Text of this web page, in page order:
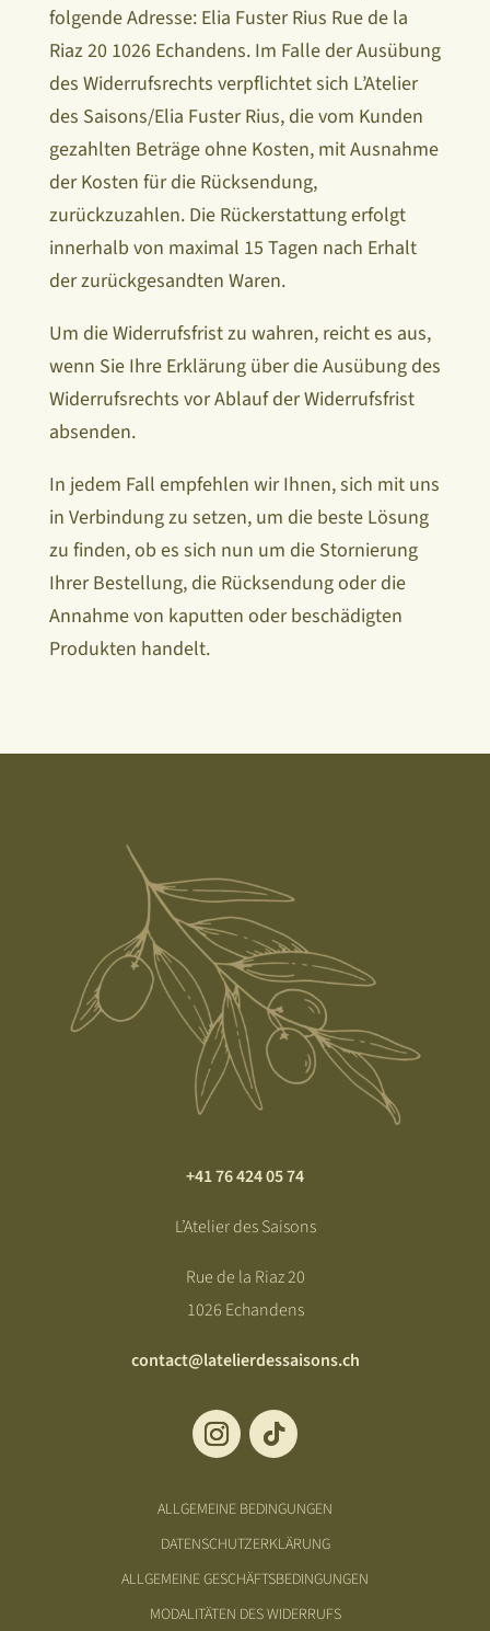
folgende Adresse: Elia Fuster Rius Rue de la
Riaz 20 1026 Echandens. Im Falle der Ausübung
des Widerrufsrechts verpflichtet sich L’Atelier
des Saisons/Elia Fuster Rius, die vom Kunden
gezahlten Beträge ohne Kosten, mit Ausnahme
der Kosten für die Rücksendung,
zurückzuzahlen. Die Rückerstattung erfolgt
innerhalb von maximal 15 Tagen nach Erhalt
der zurückgesandten Waren.
Um die Widerrufsfrist zu wahren, reicht es aus,
wenn Sie Ihre Erklärung über die Ausübung des
Widerrufsrechts vor Ablauf der Widerrufsfrist
absenden.
In jedem Fall empfehlen wir Ihnen, sich mit uns
in Verbindung zu setzen, um die beste Lösung
zu finden, ob es sich nun um die Stornierung
Ihrer Bestellung, die Rücksendung oder die
Annahme von kaputten oder beschädigten
Produkten handelt.
+41 76 424 05 74
L’Atelier des Saisons
Rue de la Riaz 20
1026 Echandens
contact@latelierdessaisons.ch
ALLGEMEINE BEDINGUNGEN
DATENSCHUTZERKLÄRUNG
ALLGEMEINE GESCHÄFTSBEDINGUNGEN
MODALITÄTEN DES WIDERRUFS